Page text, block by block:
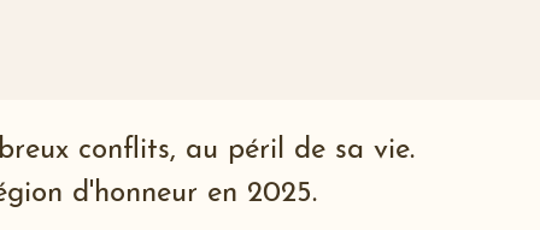
conflits, au péril de sa vie.
d'honneur en 2025.